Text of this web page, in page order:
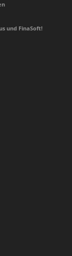
und FinaSoft!